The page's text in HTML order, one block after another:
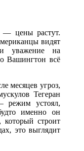
— цены растут.
видят
уважение на
Вашингтон всё
месяцев угроз,
Тегеран
режим устоял,
именно он
который строит
это выглядит